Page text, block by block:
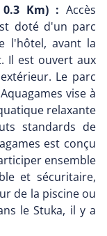
0.3 Km) : Accès
doté d'un parc
l'hôtel, avant la
Il est ouvert aux
Le parc
vise à
relaxante
standards de
est conçu
ensemble
et sécuritaire,
de la piscine ou
le Stuka, il y a